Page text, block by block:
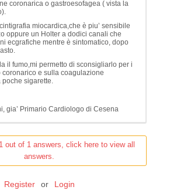
coronarica o gastroesofagea ( vista la
miocardica,che è piu’ sensibile
oppure un Holter a dodici canali che
ecgrafiche mentre è sintomatico, dopo
il fumo,mi permetto di sconsigliarlo per i
coronarico e sulla coagulazione
sigarette.
gia’ Primario Cardiologo di Cesena
out of 1 answers, click here to view all
answers.
Register or Login